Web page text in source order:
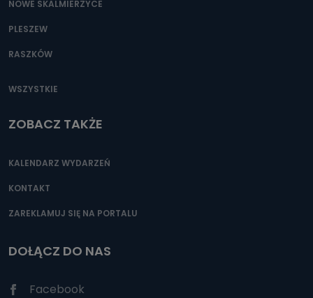
NOWE SKALMIERZYCE
PLESZEW
RASZKÓW
WSZYSTKIE
ZOBACZ TAKŻE
KALENDARZ WYDARZEŃ
KONTAKT
ZAREKLAMUJ SIĘ NA PORTALU
DOŁĄCZ DO NAS
Facebook